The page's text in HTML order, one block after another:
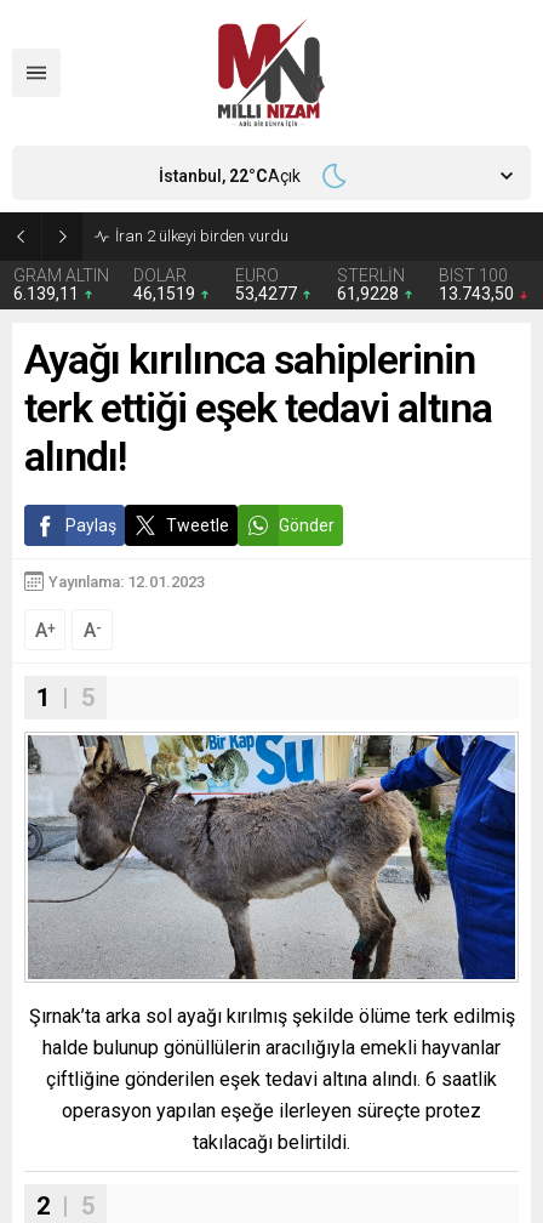
İran 2 ülkeyi birden vurdu
GRAM ALTIN
6.139,11
DOLAR
46,1519
EURO
53,4277
STERLİN
61,9228
BIST 100
13.743,50
İstanbul, 22°CAçık
Ayağı kırılınca sahiplerinin
terk ettiği eşek tedavi altına
alındı!
Paylaş Tweetle Gönder
Yayınlama: 12.01.2023
A+ A-
1 | 5
Şırnak’ta arka sol ayağı kırılmış şekilde ölüme terk edilmiş
halde bulunup gönüllülerin aracılığıyla emekli hayvanlar
çiftliğine gönderilen eşek tedavi altına alındı. 6 saatlik
operasyon yapılan eşeğe ilerleyen süreçte protez
takılacağı belirtildi.
2 | 5